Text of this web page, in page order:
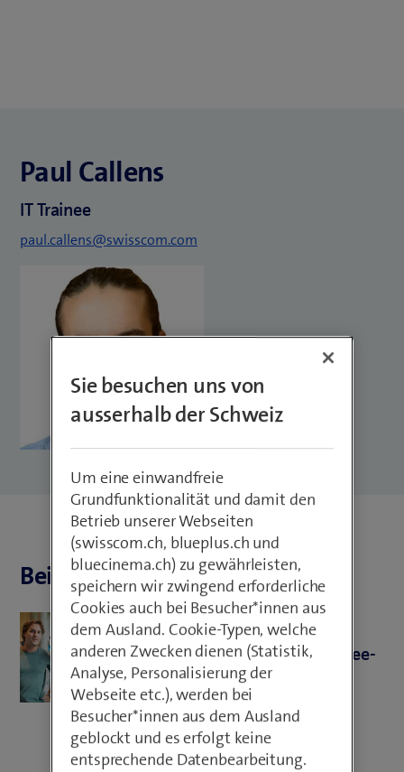
Paul Callens
IT Trainee
paul.callens@swisscom.com
Beiträge von Paul Callens
Interns & Trainees
Karrierestart mit dem IT-Trainee-
Programm
Sie besuchen uns von
ausserhalb der Schweiz
Um eine einwandfreie
Grundfunktionalität und damit den
Betrieb unserer Webseiten
(swisscom.ch, blueplus.ch und
bluecinema.ch) zu gewährleisten,
speichern wir zwingend erforderliche
Cookies auch bei Besucher*innen aus
dem Ausland. Cookie-Typen, welche
anderen Zwecken dienen (Statistik,
Analyse, Personalisierung der
Webseite etc.), werden bei
Besucher*innen aus dem Ausland
geblockt und es erfolgt keine
entsprechende Datenbearbeitung.